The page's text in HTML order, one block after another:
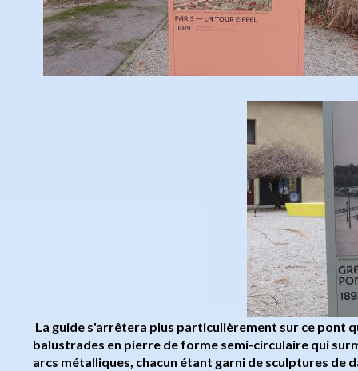
La guide s'arrêtera plus particulièrement sur ce
balustrades en pierre de forme semi-circulaire qui
arcs métalliques, chacun étant garni de sculptures de